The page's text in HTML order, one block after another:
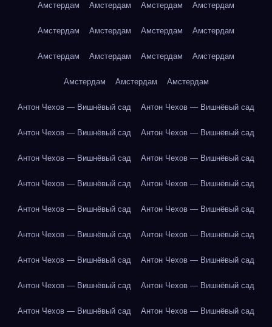
Амстердам Амстердам Амстердам Амстердам
Амстердам Амстердам Амстердам Амстердам
Амстердам Амстердам Амстердам Амстердам
Амстердам Амстердам Амстердам
Антон Чехов — Вишнёвый сад Антон Чехов — Вишнёвый сад
Антон Чехов — Вишнёвый сад Антон Чехов — Вишнёвый сад
Антон Чехов — Вишнёвый сад Антон Чехов — Вишнёвый сад
Антон Чехов — Вишнёвый сад Антон Чехов — Вишнёвый сад
Антон Чехов — Вишнёвый сад Антон Чехов — Вишнёвый сад
Антон Чехов — Вишнёвый сад Антон Чехов — Вишнёвый сад
Антон Чехов — Вишнёвый сад Антон Чехов — Вишнёвый сад
Антон Чехов — Вишнёвый сад Антон Чехов — Вишнёвый сад
Антон Чехов — Вишнёвый сад Антон Чехов — Вишнёвый сад